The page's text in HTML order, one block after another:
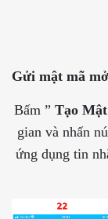
Gửi mật mã
Bấm ” Tạo
gian và nhấn
ứng dụng tin